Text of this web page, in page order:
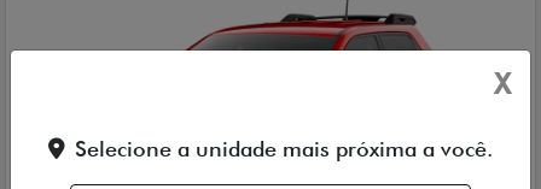
X
Selecione a unidade mais próxima a você.